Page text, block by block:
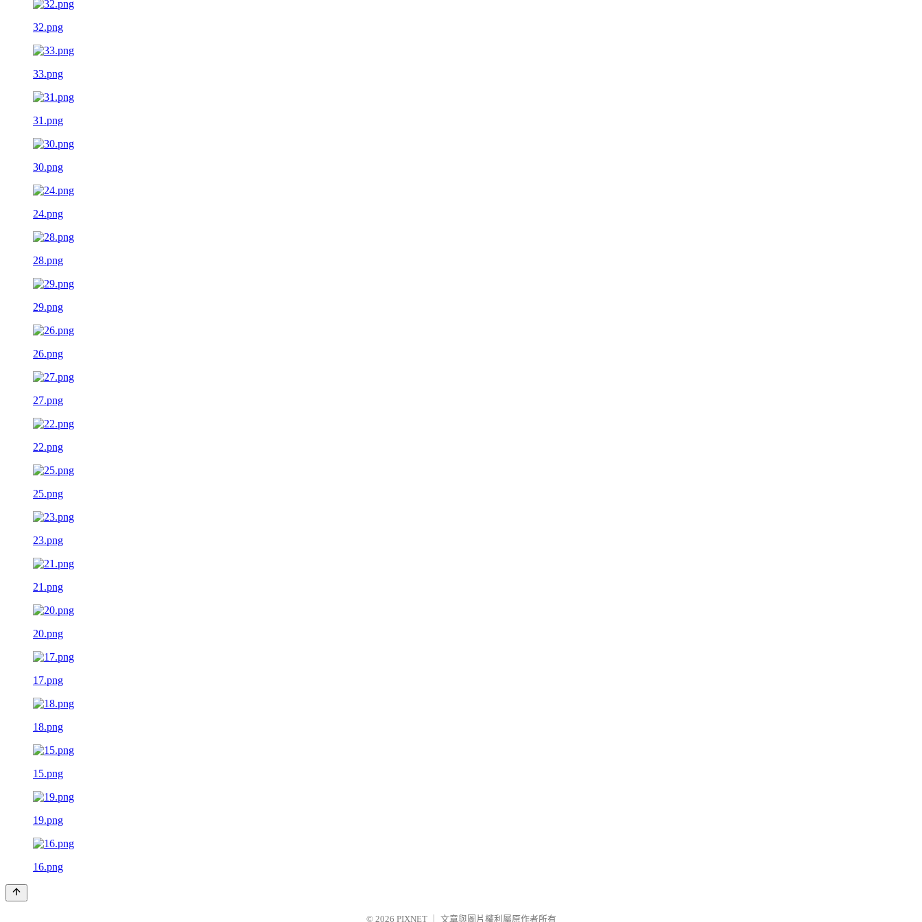
32.png
33.png
31.png
30.png
24.png
28.png
29.png
26.png
27.png
22.png
25.png
23.png
21.png
20.png
17.png
18.png
15.png
19.png
16.png
© 2026 PIXNET 文章與圖片權利屬原作者所有